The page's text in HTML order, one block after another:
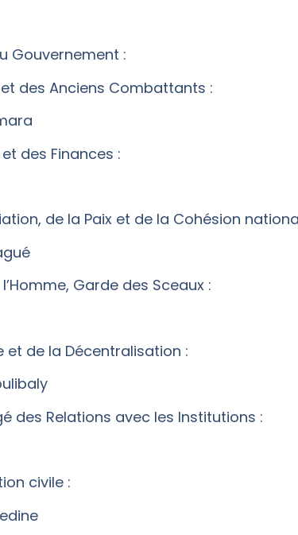
Gouvernement :
des Anciens Combattants :
des Finances :
de la Paix et de la Cohésion
Garde des Sceaux :
et de la Décentralisation :
des Relations avec les Institutions :
civile :